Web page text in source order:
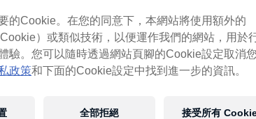
的Cookie。在您的同意下，本網站將使用額外的
）或類似技術，以便運作我們的網站，用於
驗。您可以隨時透過網站頁腳的Cookie設定取消
政策和下面的Cookie設定中找到進一步的資訊。
全部拒絕 接受所有